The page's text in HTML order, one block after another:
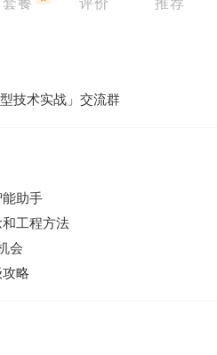
套餐 评价 推荐
型技术实战」交流群
助手
工程方法
会
略